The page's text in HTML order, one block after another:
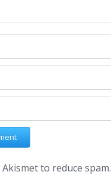
to reduce spam.